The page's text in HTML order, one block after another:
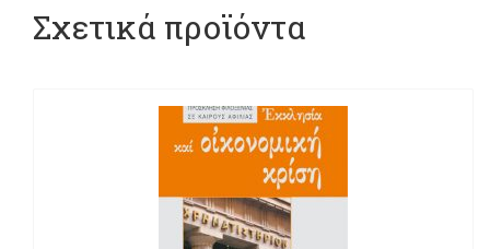
Σχετικά προϊόντα